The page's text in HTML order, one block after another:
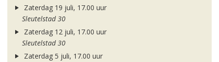
Zaterdag 19 juli, 17.00 uur
Sleutelstad 30
Zaterdag 12 juli, 17.00 uur
Sleutelstad 30
Zaterdag 5 juli, 17.00 uur